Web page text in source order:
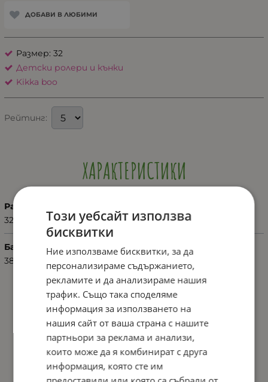
ДОБАВИ В ЛЮБИМИ
Размер: 32
Детски ролери и кънки
Kikka boo
Рейтинг:
ХАРАКТЕРИСТИКИ
Размер
32
Баркод (ISBN, UPC, др.)
3807000132406
Този уебсайт използва
бисквитки
Ние използваме бисквитки, за да
персонализираме съдържанието,
рекламите и да анализираме нашия
трафик. Също така споделяме
информация за използването на
нашия сайт от ваша страна с нашите
партньори за реклама и анализи,
които може да я комбинират с друга
информация, която сте им